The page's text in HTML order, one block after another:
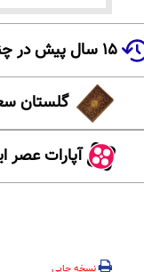
۱۵ سال پیش در چنین روزی
گلستان
آپارات عصر